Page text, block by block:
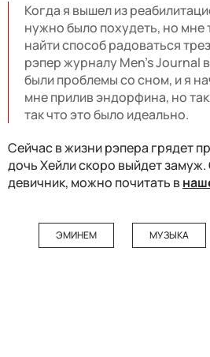
Когда я вышел из
нужно было похудеть, но мне
найти способ радоваться
рэпер журналу Men's Journal
были проблемы со сном, и я
мне прилив эндорфина, но
так что это было идеально.
Сейчас в жизни рэпера грядет
дочь Хейли скоро выйдет
девичник, можно почитать в
ЭМИНЕМ МУЗЫКА